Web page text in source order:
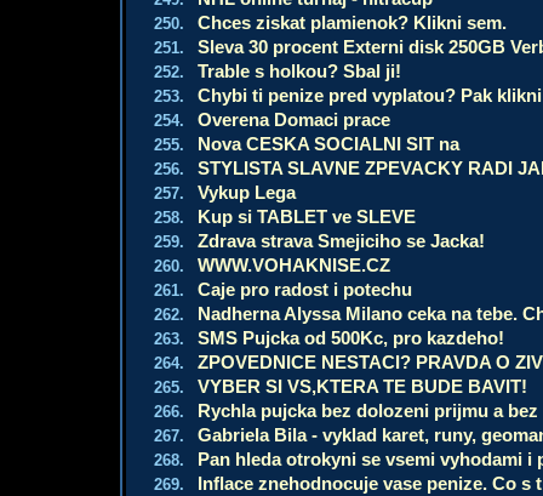
250. Chces ziskat plamienok? Klikni sem.
251. Sleva 30 procent Externi disk 250GB
252. Trable s holkou? Sbal ji!
253. Chybi ti penize pred vyplatou? Pak
254. Overena Domaci prace
255. Nova CESKA SOCIALNI SIT na
256. STYLISTA SLAVNE ZPEVACKY RADI
257. Vykup Lega
258. Kup si TABLET ve SLEVE
259. Zdrava strava Smejiciho se Jacka!
260. WWW.VOHAKNISE.CZ
261. Caje pro radost i potechu
262. Nadherna Alyssa Milano ceka na tebe.
263. SMS Pujcka od 500Kc, pro kazdeho!
264. ZPOVEDNICE NESTACI? PRAVDA O
265. VYBER SI VS,KTERA TE BUDE BAVIT!
266. Rychla pujcka bez dolozeni prijmu a
267. Gabriela Bila - vyklad karet, runy,
268. Pan hleda otrokyni se vsemi vyhodami i
269. Inflace znehodnocuje vase penize. Co s